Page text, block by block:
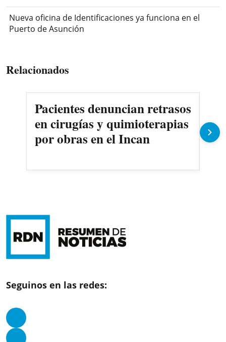
Nueva oficina de Identificaciones ya funciona en el
Puerto de Asunción
Relacionados
Pacientes denuncian retrasos
en cirugías y quimioterapias
por obras en el Incan
Seguinos en las redes: